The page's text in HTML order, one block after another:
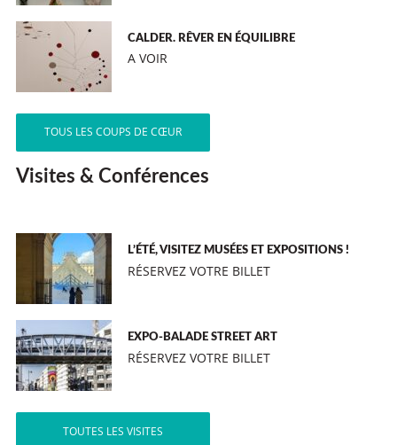
CALDER. RÊVER EN ÉQUILIBRE
A VOIR
TOUS LES COUPS DE CŒUR
Visites & Conférences
L’ÉTÉ, VISITEZ MUSÉES ET EXPOSITIONS !
RÉSERVEZ VOTRE BILLET
EXPO-BALADE STREET ART
RÉSERVEZ VOTRE BILLET
TOUTES LES VISITES